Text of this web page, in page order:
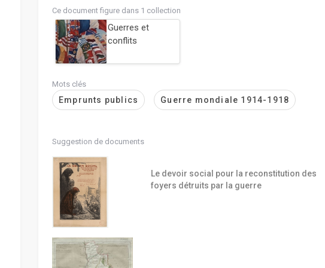
Ce document figure dans 1 collection
Guerres et
conflits
Mots clés
Emprunts publics Guerre mondiale 1914-1918
Suggestion de documents
Le devoir social pour la reconstitution des
foyers détruits par la guerre